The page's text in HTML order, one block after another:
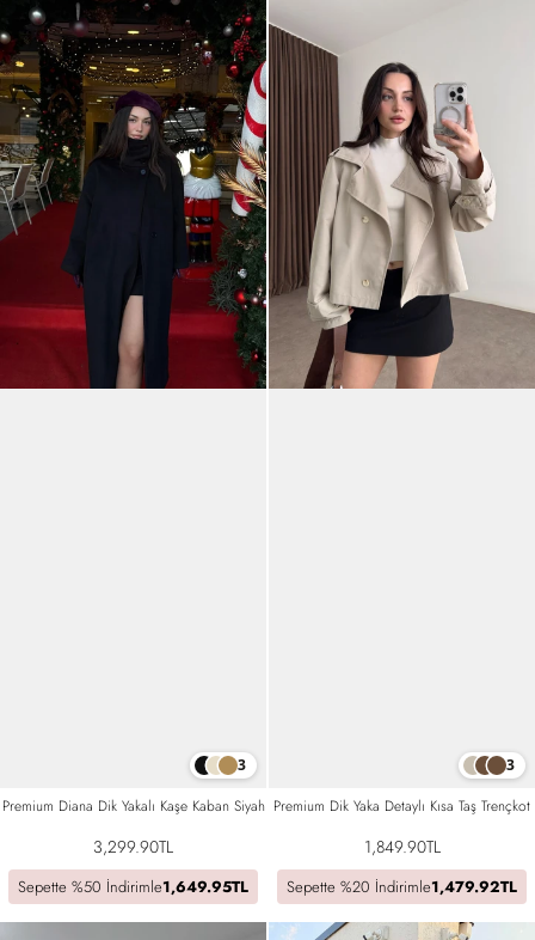
3
Premium Diana Dik Yakalı Kaşe Kaban Siyah
3,299.90TL
Sepette %50 İndirimle1,649.95TL
3
Premium Dik Yaka Detaylı Kısa Taş Trençkot
1,849.90TL
Sepette %20 İndirimle1,479.92TL